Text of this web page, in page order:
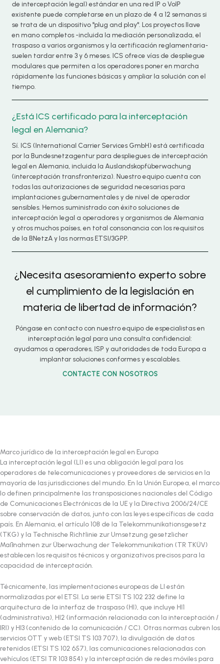
de interceptación legal) estándar en una red IP o VoIP
existente puede completarse en un plazo de 4 a 12 semanas si
se trata de un dispositivo "plug and play". Los proyectos llave
en mano completos -incluida la mediación personalizada, el
traspaso a varios organismos y la certificación reglamentaria-
suelen tardar entre 3 y 6 meses. ICS ofrece vías de despliegue
modulares que permiten a los operadores poner en marcha
rápidamente las funciones básicas y ampliar la solución con el
tiempo.
¿Está ICS certificado para la interceptación
legal en Alemania?
Sí. ICS (International Carrier Services GmbH) está certificada
por la Bundesnetzagentur para despliegues de interceptación
legal en Alemania, incluida la Auslandskopfüberwachung
(interceptación transfronteriza). Nuestro equipo cuenta con
todas las autorizaciones de seguridad necesarias para
implantaciones gubernamentales y de nivel de operador
sensibles. Hemos suministrado con éxito soluciones de
interceptación legal a operadores y organismos de Alemania
y otros muchos países, en total consonancia con los requisitos
de la BNetzA y las normas ETSI/3GPP.
¿Necesita asesoramiento experto sobre
el cumplimiento de la legislación en
materia de libertad de información?
Póngase en contacto con nuestro equipo de especialistas en
interceptación legal para una consulta confidencial:
ayudamos a operadores, ISP y autoridades de toda Europa a
implantar soluciones conformes y escalables.
CONTACTE CON NOSOTROS
Marco jurídico de la interceptación legal en Europa
La interceptación legal (LI) es una obligación legal para los
operadores de telecomunicaciones y proveedores de servicios en la
mayoría de las jurisdicciones del mundo. En la Unión Europea, el marco
lo definen principalmente las transposiciones nacionales del Código
de Comunicaciones Electrónicas de la UE y la Directiva 2006/24/CE
sobre conservación de datos, junto con las leyes específicas de cada
país. En Alemania, el artículo 108 de la Telekommunikationsgesetz
(TKG) y la Technische Richtlinie zur Umsetzung gesetzlicher
Maßnahmen zur Überwachung der Telekommunikation (TR TKÜV)
establecen los requisitos técnicos y organizativos precisos para la
capacidad de interceptación.
Técnicamente, las implementaciones europeas de LI están
normalizadas por el ETSI. La serie ETSI TS 102 232 define la
arquitectura de la interfaz de traspaso (HI), que incluye HI1
(administrativa), HI2 (información relacionada con la interceptación /
IRI) y HI3 (contenido de la comunicación / CC). Otras normas cubren los
servicios OTT y web (ETSI TS 103 707), la divulgación de datos
retenidos (ETSI TS 102 657), las comunicaciones relacionadas con
vehículos (ETSI TR 103 854) y la interceptación de redes móviles para